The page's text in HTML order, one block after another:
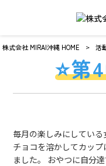
株式会社 MIRAI沖縄 HOME > 活
⭐️第
毎月の楽しみにしている
チョコを溶かしてカッ
ました。 おやつに自分